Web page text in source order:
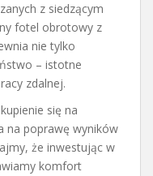
z siedzącym
fotel obrotowy z
nie tylko
– istotne
zdalnej.
się na
na poprawę wyników
że inwestując w
komfort